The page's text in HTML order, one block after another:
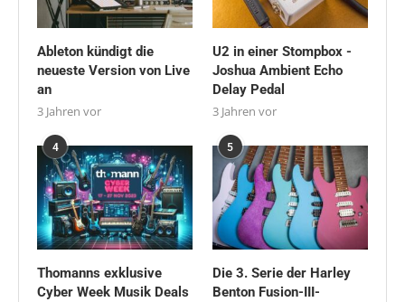
Ableton kündigt die
neueste Version von Live
an
3 Jahren vor
U2 in einer Stompbox -
Joshua Ambient Echo
Delay Pedal
3 Jahren vor
4
Thomanns exklusive
Cyber Week Musik Deals
5
Die 3. Serie der Harley
Benton Fusion-III-